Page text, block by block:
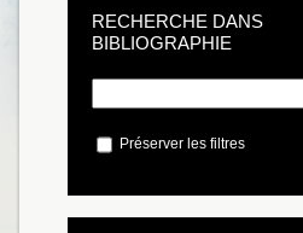
RECHERCHE DANS
BIBLIOGRAPHIE
Préserver les filtres